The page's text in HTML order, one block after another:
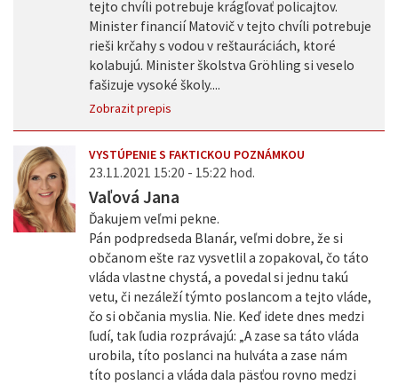
tejto chvíli potrebuje krágľovať policajtov.
Minister financií Matovič v tejto chvíli potrebuje
rieši krčahy s vodou v reštauráciách, ktoré
kolabujú. Minister školstva Gröhling si veselo
fašizuje vysoké školy....
Zobrazit prepis
VYSTÚPENIE S FAKTICKOU POZNÁMKOU
23.11.2021 15:20 - 15:22 hod.
Vaľová Jana
Ďakujem veľmi pekne.
Pán podpredseda Blanár, veľmi dobre, že si
občanom ešte raz vysvetlil a zopakoval, čo táto
vláda vlastne chystá, a povedal si jednu takú
vetu, či nezáleží týmto poslancom a tejto vláde,
čo si občania myslia. Nie. Keď idete dnes medzi
ľudí, tak ľudia rozprávajú: „A zase sa táto vláda
urobila, títo poslanci na hulváta a zase nám
títo poslanci a vláda dala päsťou rovno medzi